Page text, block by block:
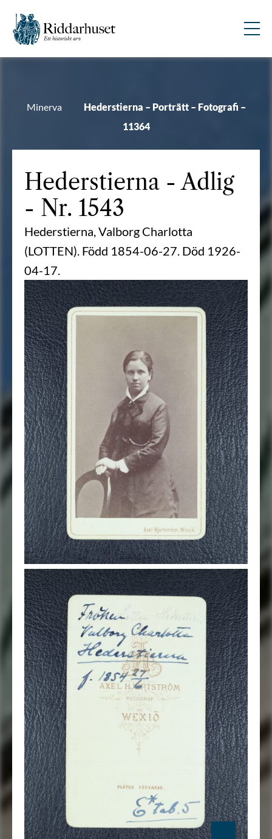
Minerva
Hederstierna – Porträtt – Fotografi –
11364
Hederstierna - Adlig
- Nr. 1543
Hederstierna, Valborg Charlotta
(LOTTEN). Född 1854-06-27. Död 1926-
04-17.